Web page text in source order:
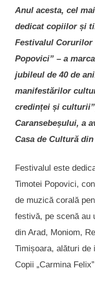
Anul acesta, cel
dedicat copiilor și
Festivalul Corurilor
Popovici” – a
jubileul de 40 de
manifestărilor
credinței și
Caransebeșului, a
Casa de Cultură
Festivalul este
Timotei Popovici,
de muzică corală
festivă, pe scenă au
din Arad, Moniom,
Timișoara, alături de
Copii „Carmina